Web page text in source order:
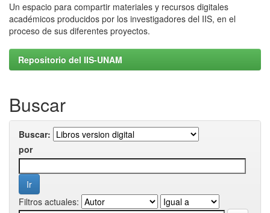
Un espacio para compartir materiales y recursos digitales
académicos producidos por los investigadores del IIS, en el
proceso de sus diferentes proyectos.
Repositorio del IIS-UNAM
Buscar
Buscar:
por
Filtros actuales: